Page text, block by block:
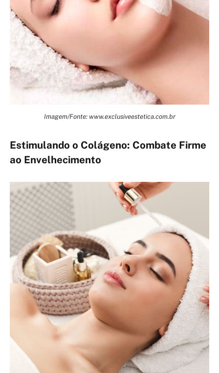
Imagem/Fonte: www.exclusiveestetica.com.br
Estimulando o Colágeno: Combate Firme
ao Envelhecimento